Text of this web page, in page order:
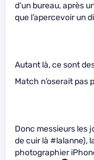
d’un bureau, après
que l’apercevoir un
Autant là, ce sont
Match n’oserait pas
Donc messieurs les
de cuir là #lalanne),
photographier